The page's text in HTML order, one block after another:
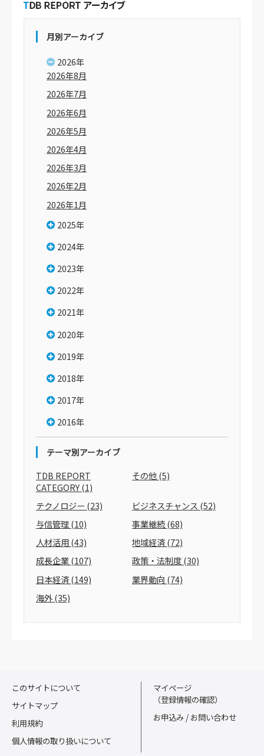
月別アーカイブ
2026年
2026年8月
2026年7月
2026年6月
2026年5月
2026年4月
2026年3月
2026年2月
2026年1月
2025年
2024年
2023年
2022年
2021年
2020年
2019年
2018年
2017年
2016年
テーマ別アーカイブ
TDB REPORT
CATEGORY(1)
その他(5)
テクノロジー (23) ビジネスチャンス (52)
与信管理(10) 事業継続(68)
人材活用(43) 地域経済(72)
成長企業(107) 政策・法制度(30)
日本経済(149) 業界動向 (74)
海外(35)
このサイトについて
サイトマップ
利用規約
個人情報の取り扱いについて
マイページ
（登録情報の確認）
お申込み / お問い合わせ